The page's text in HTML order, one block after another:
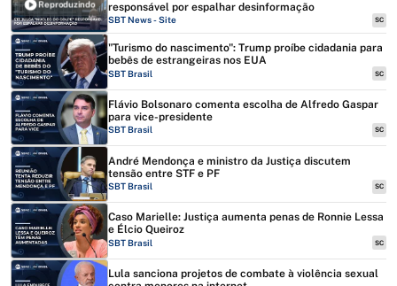
Reproduzindo
responsável por espalhar desinformação
SBT News - Site SC
"Turismo do nascimento": Trump proíbe cidadania para
bebês de estrangeiras nos EUA
SBT Brasil SC
Flávio Bolsonaro comenta escolha de Alfredo Gaspar
para vice-presidente
SBT Brasil SC
André Mendonça e ministro da Justiça discutem
tensão entre STF e PF
SBT Brasil SC
Caso Marielle: Justiça aumenta penas de Ronnie Lessa
e Élcio Queiroz
SBT Brasil SC
Lula sanciona projetos de combate à violência sexual